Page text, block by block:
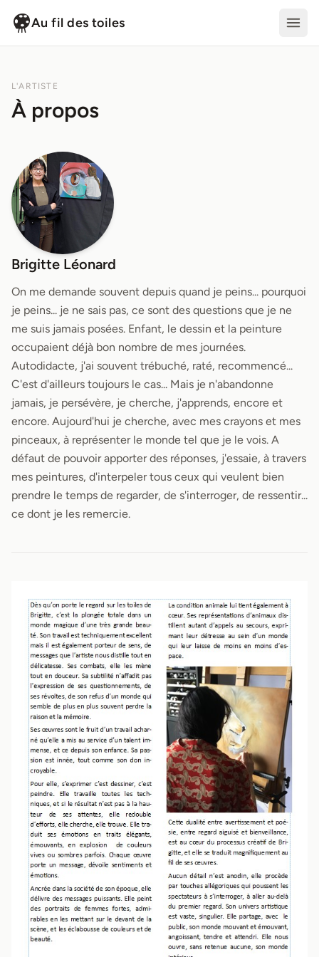
Au fil des toiles
L'ARTISTE
À propos
Brigitte Léonard
On me demande souvent depuis quand je peins... pourquoi
je peins... je ne sais pas, ce sont des questions que je ne
me suis jamais posées. Enfant, le dessin et la peinture
occupaient déjà bon nombre de mes journées.
Autodidacte, j'ai souvent trébuché, raté, recommencé...
C'est d'ailleurs toujours le cas... Mais je n'abandonne
jamais, je persévère, je cherche, j'apprends, encore et
encore. Aujourd'hui je cherche, avec mes crayons et mes
pinceaux, à représenter le monde tel que je le vois. A
défaut de pouvoir apporter des réponses, j'essaie, à travers
mes peintures, d'interpeler tous ceux qui veulent bien
prendre le temps de regarder, de s'interroger, de ressentir...
ce dont je les remercie.